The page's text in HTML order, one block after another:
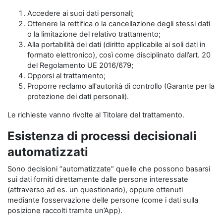
Accedere ai suoi dati personali;
Ottenere la rettifica o la cancellazione degli stessi dati
o la limitazione del relativo trattamento;
Alla portabilità dei dati (diritto applicabile ai soli dati in
formato elettronico), così come disciplinato dall’art. 20
del Regolamento UE 2016/679;
Opporsi al trattamento;
Proporre reclamo all'autorità di controllo (Garante per la
protezione dei dati personali).
Le richieste vanno rivolte al Titolare del trattamento.
Esistenza di processi decisionali
automatizzati
Sono decisioni “automatizzate” quelle che possono basarsi
sui dati forniti direttamente dalle persone interessate
(attraverso ad es. un questionario), oppure ottenuti
mediante l’osservazione delle persone (come i dati sulla
posizione raccolti tramite un’App).